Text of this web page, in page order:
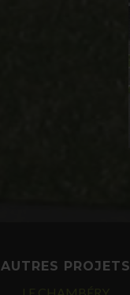
AUTRES PROJETS